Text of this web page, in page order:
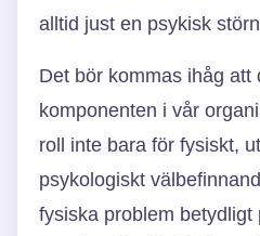
alltid just en psykisk
Det bör kommas ihåg att
komponenten i vår
roll inte bara för fysiskt,
psykologiskt
fysiska problem betydligt